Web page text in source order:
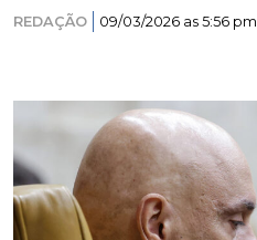
REDAÇÃO 09/03/2026 as 5:56 pm